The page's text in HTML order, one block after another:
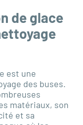
de glace
est une
des buses.
matériaux, son
et sa